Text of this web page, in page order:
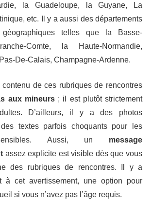
la Guadeloupe, la Guyane, La
etc. Il y a aussi des départements
telles que la Basse-
Comte, la Haute-Normandie,
De-Calais, Champagne-Ardenne.
de ces rubriques de rencontres
aux mineurs; il est plutôt strictement
D’ailleurs, il y a des photos
textes parfois choquants pour les
Aussi, un message
assez explicite est visible dès que vous
des rubriques de rencontres. Il y a
à cet avertissement, une option pour
si vous n’avez pas l’âge requis.